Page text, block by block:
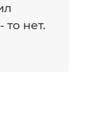
нет.